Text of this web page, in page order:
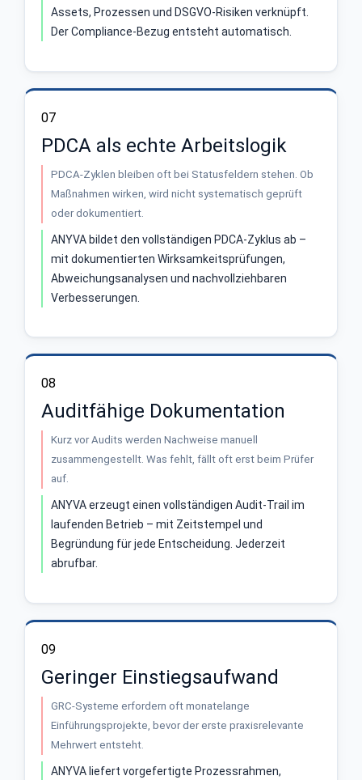
Assets, Prozessen und DSGVO-Risiken verknüpft.
Der Compliance-Bezug entsteht automatisch.
07
PDCA als echte Arbeitslogik
PDCA-Zyklen bleiben oft bei Statusfeldern stehen. Ob
Maßnahmen wirken, wird nicht systematisch geprüft
oder dokumentiert.
ANYVA bildet den vollständigen PDCA-Zyklus ab –
mit dokumentierten Wirksamkeitsprüfungen,
Abweichungsanalysen und nachvollziehbaren
Verbesserungen.
08
Auditfähige Dokumentation
Kurz vor Audits werden Nachweise manuell
zusammengestellt. Was fehlt, fällt oft erst beim Prüfer
auf.
ANYVA erzeugt einen vollständigen Audit-Trail im
laufenden Betrieb – mit Zeitstempel und
Begründung für jede Entscheidung. Jederzeit
abrufbar.
09
Geringer Einstiegsaufwand
GRC-Systeme erfordern oft monatelange
Einführungsprojekte, bevor der erste praxisrelevante
Mehrwert entsteht.
ANYVA liefert vorgefertigte Prozessrahmen,